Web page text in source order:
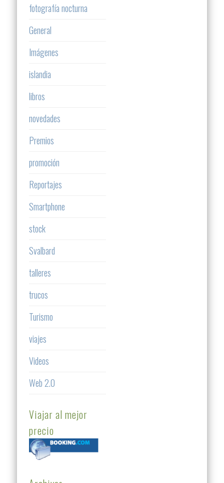
fotografía nocturna
General
Imágenes
islandia
libros
novedades
Premios
promoción
Reportajes
Smartphone
stock
Svalbard
talleres
trucos
Turismo
viajes
Videos
Web 2.0
Viajar al mejor
precio